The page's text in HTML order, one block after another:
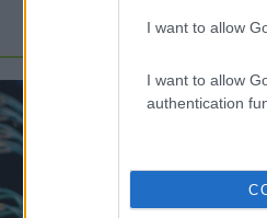
I want to allow
I want to allow
authentication
Országos hírek